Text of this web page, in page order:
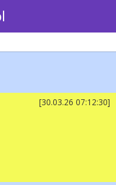
[30.03.26 07:12:30]